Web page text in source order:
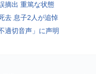
摘出 重篤な状態
去 息子2人が追悼
適切音声」に声明